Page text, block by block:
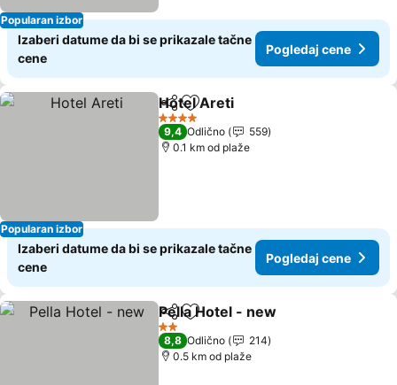
Popularan izbor
Izaberi datume da bi se prikazale tačne
cene
Pogledaj cene
Popularan izbor
Deli Dodati u favorite
Hotel Areti
4 Zvezdice
9,4 Odlično
559
0.1 km od plaže
Izaberi datume da bi se prikazale tačne
cene
Pogledaj cene
Deli Dodati u favorite
Pella Hotel - new
2 Zvezdice
8,8 Odlično
214
0.5 km od plaže